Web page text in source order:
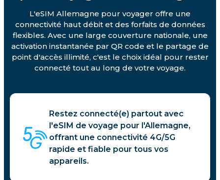
L'eSIM Allemagne pour voyager offre une
connectivité haut débit et des forfaits de données
flexibles. Avec une large couverture nationale, une
activation instantanée par QR code et le partage de
point d'accès illimité, c'est le choix idéal pour rester
connecté tout au long de votre voyage.
Restez connecté(e) partout avec
l'eSIM de voyage pour l'Allemagne,
offrant une connectivité 4G/5G
rapide et fiable pour tous vos
appareils.